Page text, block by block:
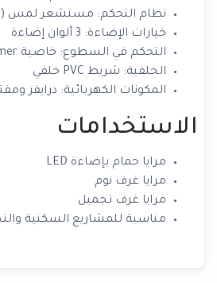
نظام التحكم: مستشعر لمس (Touch Sensor)
خيارات الإضاءة: 3 ألوان إضاءة
التحكم في السطوع: خاصية Dimmer
الخلفية: شريط PVC خلفي
المكونات الكهربائية: درايفر
الاستخدامات
مرايا حمام بإضاءة LED
مرايا غرف نوم
مرايا غرف تجميل
مناسبة للمشاريع السكنية